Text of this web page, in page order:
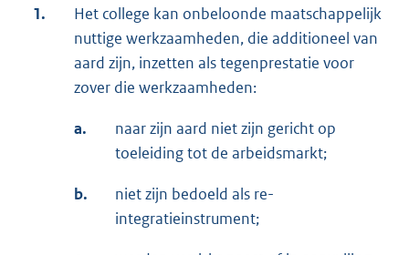
1.
Het college kan onbeloonde maatschappelijk
nuttige werkzaamheden, die additioneel van
aard zijn, inzetten als tegenprestatie voor
zover die werkzaamheden:
a.
naar zijn aard niet zijn gericht op
toeleiding tot de arbeidsmarkt;
b.
niet zijn bedoeld als re-
integratieinstrument;